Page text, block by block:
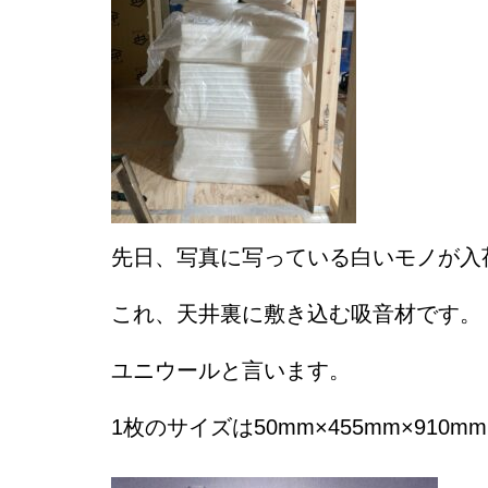
先日、写真に写っている白いモノが入
これ、天井裏に敷き込む吸音材です。
ユニウールと言います。
1枚のサイズは50mm×455mm×910mm